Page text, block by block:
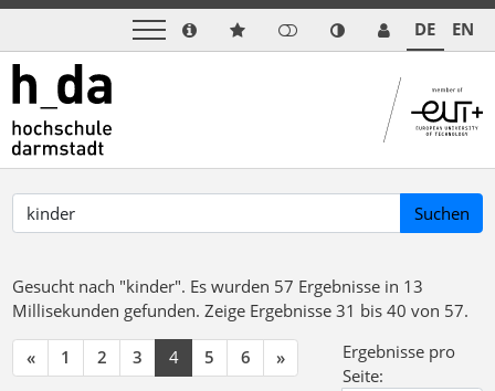
DE EN
Suchen
Gesucht nach "kinder". Es wurden 57 Ergebnisse in 13
Millisekunden gefunden.Zeige Ergebnisse 31 bis 40 von 57.
« 1 2 3 4 5 6 »
Ergebnisse pro
Seite: